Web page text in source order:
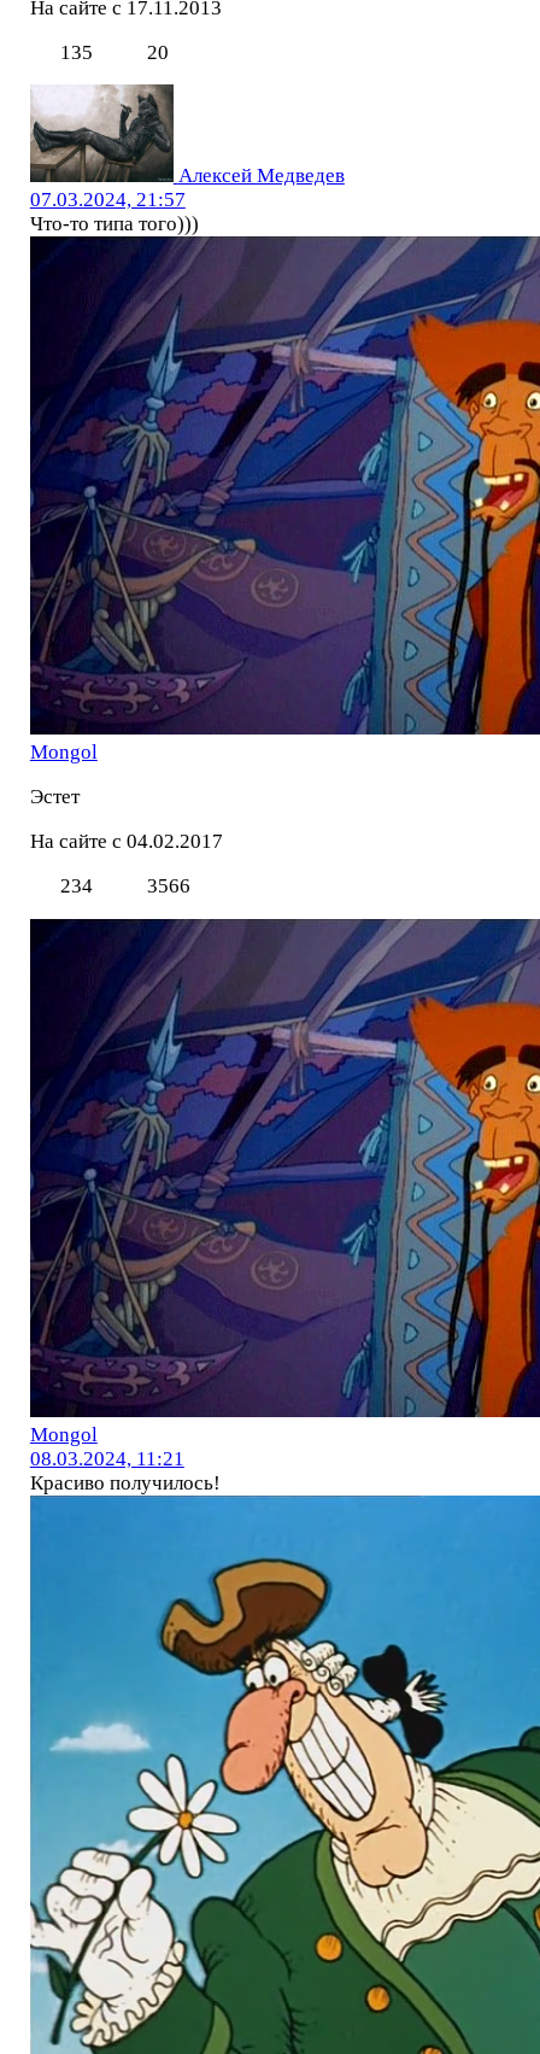
На сайте с 17.11.2013
135
20
Алексей Медведев
07.03.2024, 21:57
Что-то типа того)))
Mоngol
Эстет
На сайте с 04.02.2017
234
3566
Mоngol
08.03.2024, 11:21
Красиво получилось!